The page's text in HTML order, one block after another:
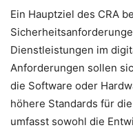
Ein Hauptziel des CRA
Dienstleistungen im
Anforderungen sollen
die Software oder
höhere Standards für
umfasst sowohl die